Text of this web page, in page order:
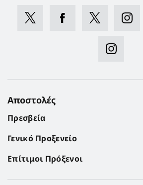
Αποστολές
Πρεσβεία
Γενικό Προξενείο
Επίτιμοι Πρόξενοι